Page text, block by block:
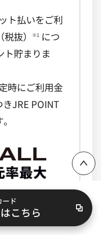
ト払いをご利
抜）
※1 につ
ト貯まりま
時にご利用金
JRE POINT
ード
こちら